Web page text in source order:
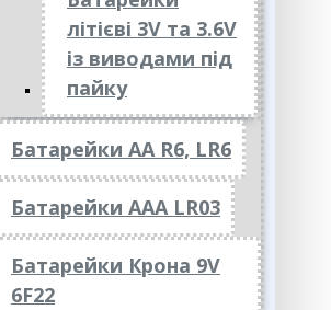
літієві 3V та 3.6V
із виводами під
пайку
Батарейки АА R6, LR6
Батарейки АAА LR03
Батарейки Крона 9V
6F22